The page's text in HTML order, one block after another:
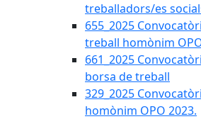
treballadors/es
655_2025
treball homònim
661_2025
borsa de treball
329_2025
homònim OPO 2023.